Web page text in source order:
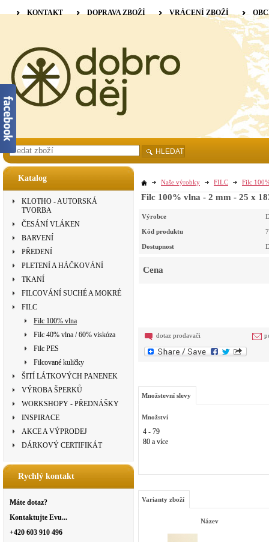
Katalog
KLOTHO - AUTORSKÁ
TVORBA
ČESÁNÍ VLÁKEN
BARVENÍ
PŘEDENÍ
PLETENÍ A HÁČKOVÁNÍ
TKANÍ
FILCOVÁNÍ SUCHÉ A MOKRÉ
FILC
Filc 100% vlna
Filc 40% vlna / 60% viskóza
Filc PES
Filcované kuličky
ŠITÍ LÁTKOVÝCH PANENEK
VÝROBA ŠPERKŮ
WORKSHOPY - PŘEDNÁŠKY
INSPIRACE
AKCE A VÝPRODEJ
DÁRKOVÝ CERTIFIKÁT
Rychlý kontakt
Máte dotaz?
Kontaktujte Evu...
+420 603 910 496
Naše výrobky FILC Filc
Filc 100% vlna - 2 mm - 25 x
Výrobce
Kód produktu
Dostupnost
Cena
dotaz prodavači
Množstevní slevy
Množství
4 - 79
80 a více
Varianty zboží
Název
KONTAKT DOPRAVA ZBOŽÍ VRÁCENÍ ZBOŽÍ
HLEDAT